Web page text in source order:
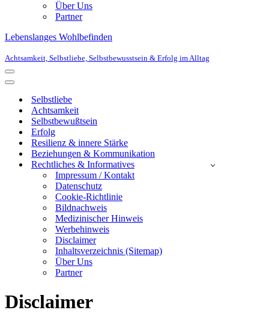
Über Uns
Partner
Lebenslanges Wohlbefinden
Achtsamkeit, Selbstliebe, Selbstbewusstsein & Erfolg im Alltag
Navigationsmenü
Navigationsmenü
Selbstliebe
Achtsamkeit
Selbstbewußtsein
Erfolg
Resilienz & innere Stärke
Beziehungen & Kommunikation
Rechtliches & Informatives
Impressum / Kontakt
Datenschutz
Cookie-Richtlinie
Bildnachweis
Medizinischer Hinweis
Werbehinweis
Disclaimer
Inhaltsverzeichnis (Sitemap)
Über Uns
Partner
Disclaimer